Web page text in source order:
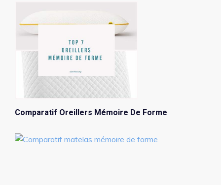
Comparatif Oreillers Mémoire De Forme